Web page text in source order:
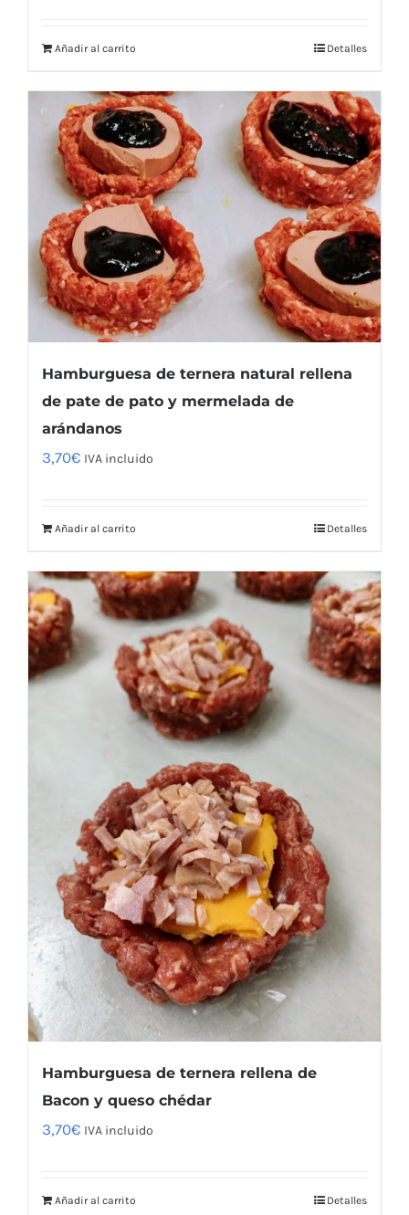
Añadir al carrito Detalles
Hamburguesa de ternera natural rellena
de pate de pato y mermelada de
arándanos
3,70€ IVA incluido
Añadir al carrito Detalles
Hamburguesa de ternera rellena de
Bacon y queso chédar
3,70€ IVA incluido
Añadir al carrito Detalles